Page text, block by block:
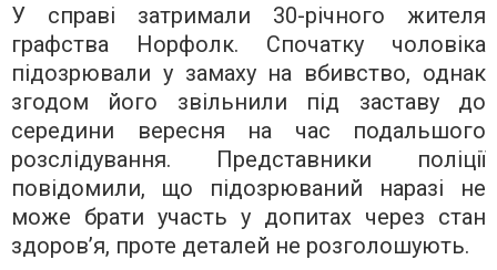
У справі затримали 30-річного жителя
графства Норфолк. Спочатку чоловіка
підозрювали у замаху на вбивство, однак
згодом його звільнили під заставу до
середини вересня на час подальшого
розслідування. Представники поліції
повідомили, що підозрюваний наразі не
може брати участь у допитах через стан
здоров’я, проте деталей не розголошують.